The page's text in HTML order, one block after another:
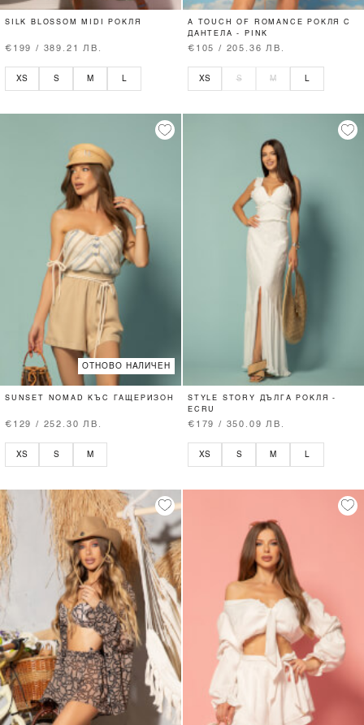
SILK BLOSSOM MIDI РОКЛЯ
€199 / 389.21 ЛВ.
XS S M L
A TOUCH OF ROMANCE РОКЛЯ С
ДАНТЕЛА - PINK
€105 / 205.36 ЛВ.
XS S M L
ОТНОВО НАЛИЧЕН
SUNSET NOMAD КЪС ГАЩЕРИЗОН
€129 / 252.30 ЛВ.
XS S M
STYLE STORY ДЪЛГА РОКЛЯ -
ECRU
€179 / 350.09 ЛВ.
XS S M